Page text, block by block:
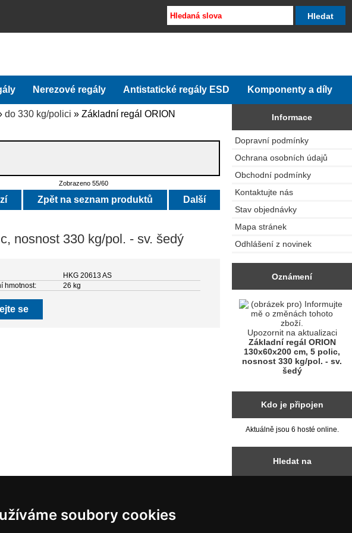
soubory cookies
Nerezové regály Antistatické regály ESD Komponenty a díly
do 330 kg/polici » Základní regál ORION
Zobrazeno 55/60
Zpět na seznam produktů Další
nosnost 330 kg/pol. - sv. šedý
HKG 20613 AS
hmotnost:
26 kg
se
dne Monday 06 January, 2014.
Informace
Dopravní podmínky
Ochrana osobních údajů
Obchodní podmínky
Kontaktujte nás
Stav objednávky
Mapa stránek
Odhlášení z novinek
Oznámení
Upozornit na aktualizaci
Základní regál ORION
130x60x200 cm, 5 polic,
nosnost 330 kg/pol. - sv.
šedý
Kdo je připojen
Aktuálně jsou 6 hosté online.
Hledat na